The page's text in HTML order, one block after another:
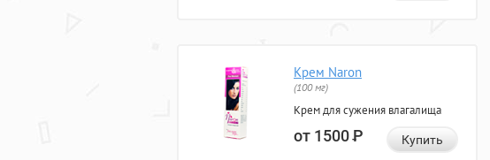
Крем Naron
(100 мг)
Крем для сужения влагалища
от 1500Р Купить